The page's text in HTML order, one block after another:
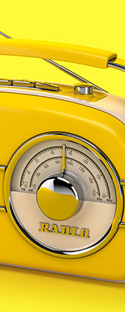
del
i
al·lega,
los nuls.
via s’estenen
el Maresme
una moció al ple
un futur a PLF.
res. Rep